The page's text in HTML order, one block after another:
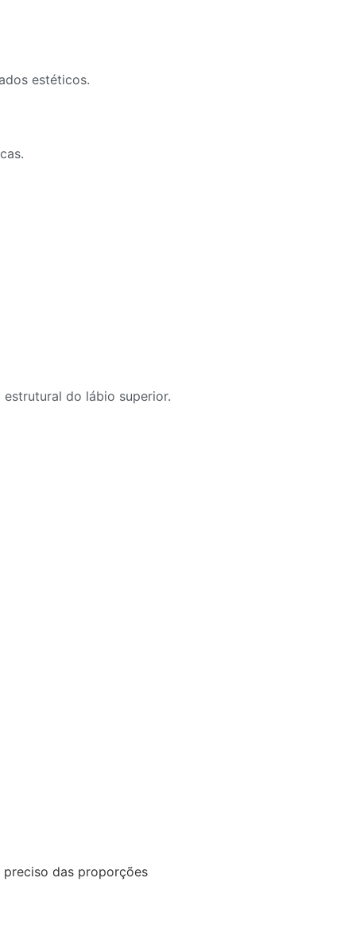
estéticos.
do lábio superior.
das proporções